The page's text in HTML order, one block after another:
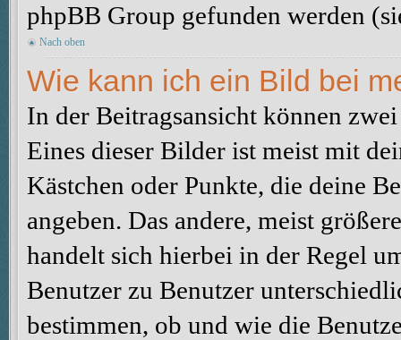
phpBB Group gefunden werden
Nach oben
Wie kann ich ein Bild bei
In der Beitragsansicht können
Eines dieser Bilder ist meist mit
Kästchen oder Punkte, die deine
angeben. Das andere, meist
handelt sich hierbei in der Regel
Benutzer zu Benutzer
bestimmen, ob und wie die